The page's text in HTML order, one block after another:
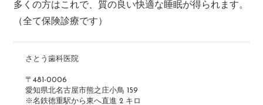
多くの方はこれで、質の良い快適な睡眠が得られます。
（全て保険診療です）
さとう歯科医院
〒481-0006
愛知県北名古屋市熊之庄小鳥 159
※名鉄徳重駅から東へ直進 2 キロ